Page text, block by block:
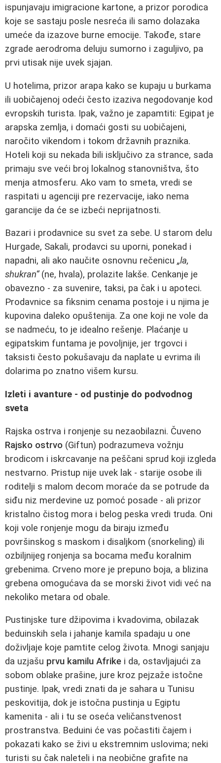
ispunjavaju imigracione kartone, a prizor porodica
koje se sastaju posle nesreća ili samo dolazaka
umeće da izazove burne emocije. Takođe, stare
zgrade aerodroma deluju sumorno i zaguljivo, pa
prvi utisak nije uvek sjajan.
U hotelima, prizor arapa kako se kupaju u burkama
ili uobičajenoj odeći često izaziva negodovanje kod
evropskih turista. Ipak, važno je zapamtiti: Egipat je
arapska zemlja, i domaći gosti su uobičajeni,
naročito vikendom i tokom državnih praznika.
Hoteli koji su nekada bili isključivo za strance, sada
primaju sve veći broj lokalnog stanovništva, što
menja atmosferu. Ako vam to smeta, vredi se
raspitati u agenciji pre rezervacije, iako nema
garancije da će se izbeći neprijatnosti.
Bazari i prodavnice su svet za sebe. U starom delu
Hurgade, Sakali, prodavci su uporni, ponekad i
napadni, ali ako naučite osnovnu rečenicu „la,
shukran“(ne, hvala), prolazite lakše. Cenkanje je
obavezno - za suvenire, taksi, pa čak i u apoteci.
Prodavnice sa fiksnim cenama postoje i u njima je
kupovina daleko opuštenija. Za one koji ne vole da
se nadmeću, to je idealno rešenje. Plaćanje u
egipatskim funtama je povoljnije, jer trgovci i
taksisti često pokušavaju da naplate u evrima ili
dolarima po znatno višem kursu.
Izleti i avanture - od pustinje do podvodnog
sveta
Rajska ostrva i ronjenje su nezaobilazni. Čuveno
Rajsko ostrvo (Giftun) podrazumeva vožnju
brodicom i iskrcavanje na peščani sprud koji izgleda
nestvarno. Pristup nije uvek lak - starije osobe ili
roditelji s malom decom moraće da se potrude da
siđu niz merdevine uz pomoć posade - ali prizor
kristalno čistog mora i belog peska vredi truda. Oni
koji vole ronjenje mogu da biraju između
površinskog s maskom i disaljkom (snorkeling) ili
ozbiljnijeg ronjenja sa bocama među koralnim
grebenima. Crveno more je prepuno boja, a blizina
grebena omogućava da se morski život vidi već na
nekoliko metara od obale.
Pustinjske ture džipovima i kvadovima, obilazak
beduinskih sela i jahanje kamila spadaju u one
doživljaje koje pamtite celog života. Mnogi sanjaju
da uzjašu prvu kamilu Afrike i da, ostavljajući za
sobom oblake prašine, jure kroz pejzaže istočne
pustinje. Ipak, vredi znati da je sahara u Tunisu
peskovitija, dok je istočna pustinja u Egiptu
kamenita - ali i tu se oseća veličanstvenost
prostranstva. Beduini će vas počastiti čajem i
pokazati kako se živi u ekstremnim uslovima; neki
turisti su čak naleteli i na neobične grafite na